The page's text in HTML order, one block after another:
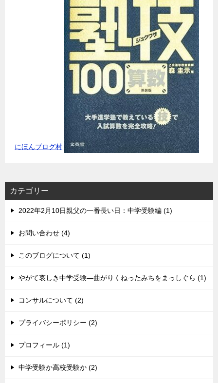
にほんブログ村
カテゴリー
2022年2月10日親父の一番長い日：中学受験編 (1)
お問い合わせ (4)
このブログについて (1)
やがて哀しき中学受験―曲がりくねったみちをまっしぐら (1)
コンサルについて (2)
プライバシーポリシー (2)
プロフィール (1)
中学受験か高校受験か (2)